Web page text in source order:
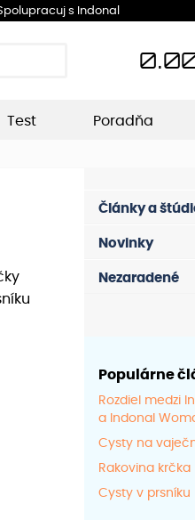
s Indonal
Test Poradňa
Články a
Novinky
Nezaradené
Populárne
Rozdiel medzi
a Indonal
Cysty na
Rakovina
Cysty v prsníku